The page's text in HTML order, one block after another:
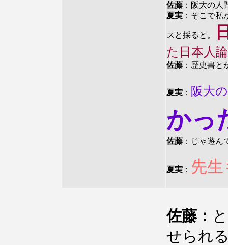
佐藤 ：阪大の
夏実 ：そこで
スと採ると。
た日本人
佐藤 ：歴史書
夏実 ： 阪大
か
佐藤 ：じゃ遊
夏実 ： 先
佐藤：
せられ